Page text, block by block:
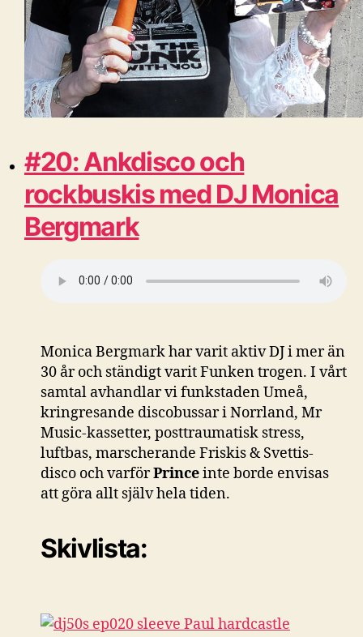
#20: Ankdisco och
rockbuskis med DJ Monica
Bergmark
Monica Bergmark har varit aktiv DJ i mer än
30 år och ständigt varit Funken trogen. I vårt
samtal avhandlar vi funkstaden Umeå,
kringresande discobussar i Norrland, Mr
Music-kassetter, posttraumatisk stress,
luftbas, marscherande Friskis & Svettis-
disco och varförPrinceinte borde envisas
att göra allt själv hela tiden.
Skivlista: